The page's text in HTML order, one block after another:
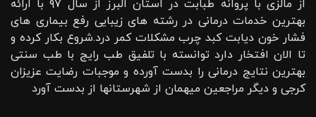
از مالزی با پروانه طبابت در استان البرز از سال ۹۷ با ارائه
بهترین خدمات درمانی در رشته‌ های زیبایی رفع بیماری های
فشار خون دیابت کبد چرب مشکلات کمر درد.شروع بکار کرده و
تا الان افتخار دارد توانسته با تلفیق طب رایج با طب سنتی
بهترین نتایج درمانی را بدست آورده و موجبات رضایت عزیزان
کرجی و دیگر مراجعین میهمان از شهرستانها از بدست آورد